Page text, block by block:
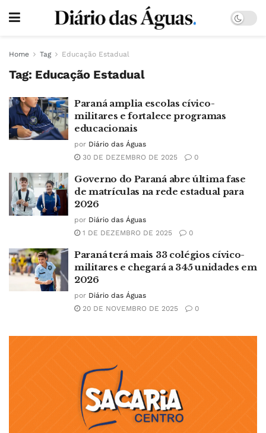
Home Tag Educação Estadual
Tag: Educação Estadual
Paraná amplia escolas cívico-
militares e fortalece programas
educacionais
por Diário das Águas
30 DE DEZEMBRO DE 2025
0
Governo do Paraná abre última fase
de matrículas na rede estadual para
2026
por Diário das Águas
1 DE DEZEMBRO DE 2025
0
Paraná terá mais 33 colégios cívico-
militares e chegará a 345 unidades em
2026
por Diário das Águas
20 DE NOVEMBRO DE 2025
0